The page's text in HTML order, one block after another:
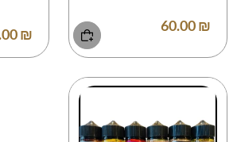
₪ 60.00
₪ 60.00